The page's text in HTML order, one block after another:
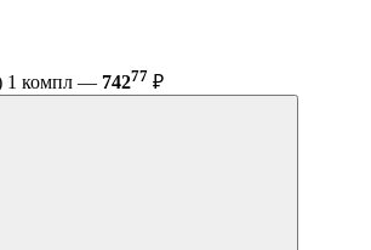
1 компл — 74277 ₽